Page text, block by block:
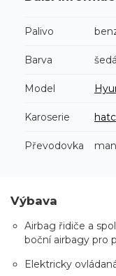
Palivo
Barva šedá
Model
Karoserie
Převodovka
Výbava
Airbag řidiče a
boční airbagy pro
Elektricky